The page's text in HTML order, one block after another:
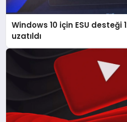
Windows 10 için ESU desteği
uzatıldı